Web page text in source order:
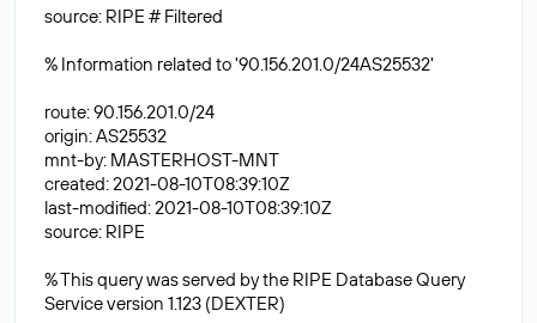
source: RIPE # Filtered
% Information related to '90.156.201.0/24AS25532'
route: 90.156.201.0/24
origin: AS25532
mnt-by: MASTERHOST-MNT
created: 2021-08-10T08:39:10Z
last-modified: 2021-08-10T08:39:10Z
source: RIPE
% This query was served by the RIPE Database Query
Service version 1.123 (DEXTER)